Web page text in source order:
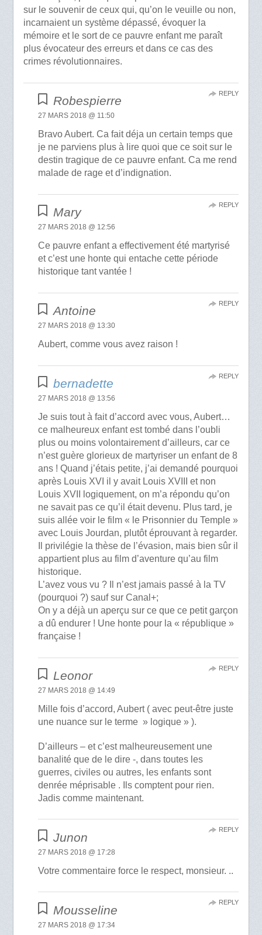
sur le souvenir de ceux qui, qu’on le veuille ou non,
incarnaient un système dépassé, évoquer la
mémoire et le sort de ce pauvre enfant me paraît
plus évocateur des erreurs et dans ce cas des
crimes révolutionnaires.
Robespierre
27 MARS 2018 @ 11:50
Bravo Aubert. Ca fait déja un certain temps que
je ne parviens plus à lire quoi que ce soit sur le
destin tragique de ce pauvre enfant. Ca me rend
malade de rage et d’indignation.
REPLY
Mary
27 MARS 2018 @ 12:56
Ce pauvre enfant a effectivement été martyrisé
et c’est une honte qui entache cette période
historique tant vantée !
REPLY
Antoine
27 MARS 2018 @ 13:30
Aubert, comme vous avez raison !
REPLY
bernadette
27 MARS 2018 @ 13:56
Je suis tout à fait d’accord avec vous, Aubert…
ce malheureux enfant est tombé dans l’oubli
plus ou moins volontairement d’ailleurs, car ce
n’est guère glorieux de martyriser un enfant de 8
ans ! Quand j’étais petite, j’ai demandé pourquoi
après Louis XVI il y avait Louis XVIII et non
Louis XVII logiquement, on m’a répondu qu’on
ne savait pas ce qu’il était devenu. Plus tard, je
suis allée voir le film « le Prisonnier du Temple »
avec Louis Jourdan, plutôt éprouvant à regarder.
Il privilégie la thèse de l’évasion, mais bien sûr il
appartient plus au film d’aventure qu’au film
historique.
L’avez vous vu ? Il n’est jamais passé à la TV
(pourquoi ?) sauf sur Canal+;
On y a déjà un aperçu sur ce que ce petit garçon
a dû endurer ! Une honte pour la « république »
française !
REPLY
Leonor
27 MARS 2018 @ 14:49
Mille fois d’accord, Aubert ( avec peut-être juste
une nuance sur le terme » logique » ).
D’ailleurs – et c’est malheureusement une
banalité que de le dire -, dans toutes les
guerres, civiles ou autres, les enfants sont
denrée méprisable . Ils comptent pour rien.
Jadis comme maintenant.
REPLY
Junon
27 MARS 2018 @ 17:28
Votre commentaire force le respect, monsieur. ..
REPLY
Mousseline
27 MARS 2018 @ 17:34
REPLY